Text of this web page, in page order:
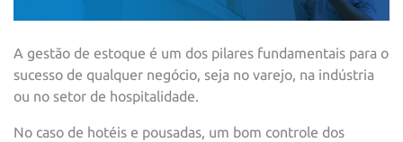
A gestão de estoque é um dos pilares fundamentais para o
sucesso de qualquer negócio, seja no varejo, na indústria
ou no setor de hospitalidade.
No caso de hotéis e pousadas, um bom controle dos